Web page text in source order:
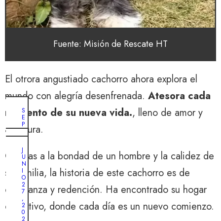
Fuente: Misión de Rescate HT
El otrora angustiado cachorro ahora explora el
mundo con alegría desenfrenada. Atesora cada
momento de su nueva vida., lleno de amor y
aventura.
Gracias a la bondad de un hombre y la calidez de
su familia, la historia de este cachorro es de
esperanza y redención. Ha encontrado su hogar
definitivo, donde cada día es un nuevo comienzo.
S
E
P
T
I
M
B
R
E
4
,
2
0
2
4
C
T
U
B
R
E
2
9
,
2
0
J
U
N
I
O
2
7
,
2
0
2